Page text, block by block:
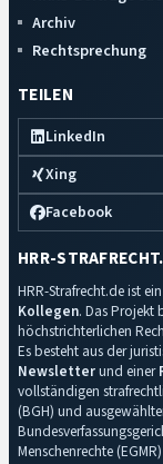
Archiv
Rechtsprechung
TEILEN
LinkedIn
Xing
Facebook
HRR-
HRR-Strafrecht.de ist
Kollegen. Das Projekt
höchstrichterlichen
Es besteht aus der
Newsletterund einer
vollständigen
(BGH) und
Menschenrechte